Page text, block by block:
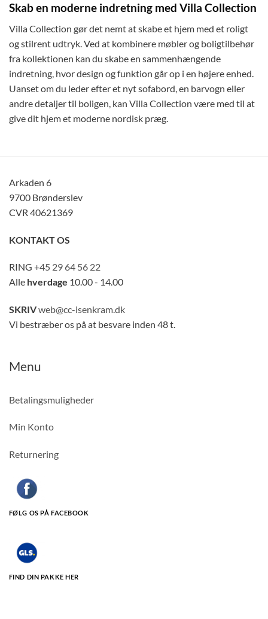
Skab en moderne indretning med Villa Collection
Villa Collection gør det nemt at skabe et hjem med et roligt
og stilrent udtryk. Ved at kombinere møbler og boligtilbehør
fra kollektionen kan du skabe en sammenhængende
indretning, hvor design og funktion går op i en højere enhed.
Uanset om du leder efter et nyt sofabord, en barvogn eller
andre detaljer til boligen, kan Villa Collection være med til at
give dit hjem et moderne nordisk præg.
Arkaden 6
9700 Brønderslev
CVR 40621369
KONTAKT OS
RING +45 29 64 56 22
Alle hverdage 10.00 - 14.00
SKRIVweb@cc-isenkram.dk
Vi bestræber os på at besvare inden 48 t.
Menu
Betalingsmuligheder
Min Konto
Returnering
FØLG OS PÅ FACEBOOK
FIND DIN PAKKE HER